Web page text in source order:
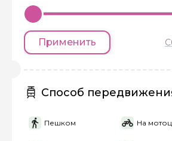
Применить
Способ
Пешком На